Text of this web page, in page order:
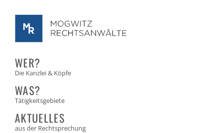
WER?
Die Kanzlei & Köpfe
WAS?
Tätigkeitsgebiete
AKTUELLES
aus der Rechtsprechung